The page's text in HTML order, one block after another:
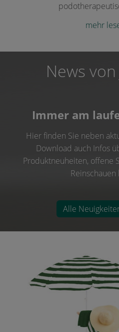
mehr
News
Immer am
Hier finden Sie neben
Download auch Infos
Produktneuheiten, offene
Reinschauen
Alle